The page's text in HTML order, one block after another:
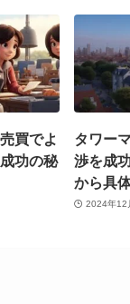
買でよ
功の秘
タワー
渉を成
から具
2024年12